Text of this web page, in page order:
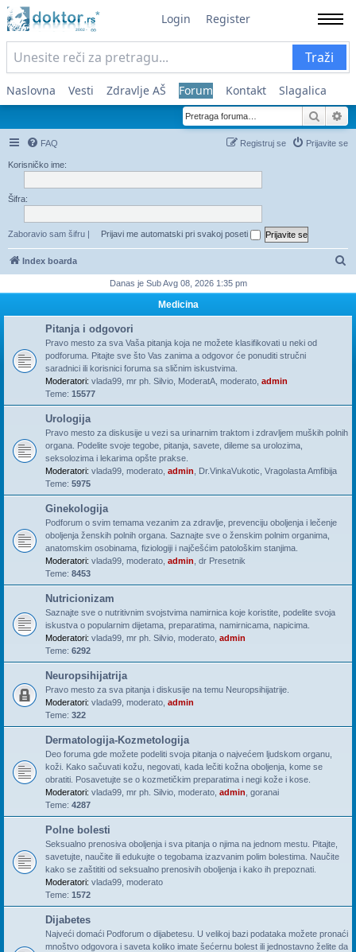
Login Register
Traži
Naslovna Vesti Zdravlje AŠ Forum Kontakt Slagalica
FAQ Prijavite se
Registruj se
Korisničko ime:
Šifra:
Zaboravio sam šifru | Prijavi me automatski pri svakoj poseti
Index boarda
Danas je Sub Avg 08, 2026 1:35 pm
Medicina
Pitanja i odgovori
Pravo mesto za sva Vaša pitanja koja ne možete klasifikovati u neki od
podforuma. Pitajte sve što Vas zanima a odgovor će ponuditi stručni
saradnici ili korisnici foruma sa sličnim iskustvima.
Moderatori: vlada99 mr ph. Silvio ModeratA moderato admin
Teme: 15577
Urologija
Pravo mesto za diskusije u vezi sa urinarnim traktom i zdravljem muških polnih
organa. Podelite svoje tegobe, pitanja, savete, dileme sa urolozima,
seksolozima i lekarima opšte prakse.
Moderatori: vlada99 moderato admin Dr.VinkaVukotic Vragolasta Amfibija
Teme: 5975
Ginekologija
Podforum o svim temama vezanim za zdravlje, prevenciju oboljenja i lečenje
oboljenja ženskih polnih organa. Saznajte sve o ženskim polnim organima,
anatomskim osobinama, fiziologiji i najčešćim patološkim stanjima.
Moderatori: vlada99 moderato admin dr Presetnik
Teme: 8453
Nutricionizam
Saznajte sve o nutritivnim svojstvima namirnica koje koristite, podelite svoja
iskustva o popularnim dijetama, preparatima, namirnicama, napicima.
Moderatori: vlada99 mr ph. Silvio moderato admin
Teme: 6292
Neuropsihijatrija
Pravo mesto za sva pitanja i diskusije na temu Neuropsihijatrije.
Moderatori: vlada99 moderato admin
Teme: 322
Dermatologija-Kozmetologija
Deo foruma gde možete podeliti svoja pitanja o najvećem ljudskom organu,
koži. Kako sačuvati kožu, negovati, kada lečiti kožna oboljenja, kome se
obratiti. Posavetujte se o kozmetičkim preparatima i negi kože i kose.
Moderatori: vlada99 mr ph. Silvio moderato admin goranai
Teme: 4287
Polne bolesti
Seksualno prenosiva oboljenja i sva pitanja o njima na jednom mestu. Pitajte,
savetujte, naučite ili edukujte o tegobama izazvanim polim bolestima. Naučite
kako se zaštititi od seksualno prenosivih oboljenja i kako ih prepoznati.
Moderatori: vlada99 moderato
Teme: 1572
Dijabetes
Najveći domaći Podforum o dijabetesu. U velikoj bazi podataka možete pronaći
mnoštvo odgovora i saveta koliko imate šećernu bolest ili jednostavno želite da